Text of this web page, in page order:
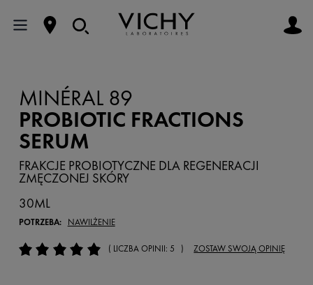
MINÉRAL 89
PROBIOTIC FRACTIONS
SERUM
FRAKCJE PROBIOTYCZNE DLA REGENERACJI
ZMĘCZONEJ SKÓRY
30ML
POTRZEBA: NAWILŻENIE
( LICZBA OPINII: 5 ) ZOSTAW SWOJĄ OPINIĘ